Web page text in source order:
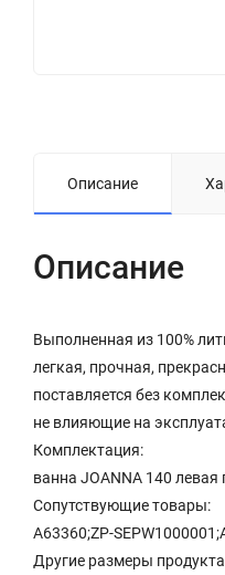
Описание
Описание
Выполненная из 100%
легкая, прочная,
поставляется без
не влияющие на
Комплектация:
ванна JOANNA 140
Сопутствующие товары:
А63360;ZP-
Другие размеры